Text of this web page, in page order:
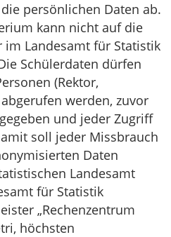
persönlichen Daten ab.
kann nicht auf die
im Landesamt für Statistik
Schülerdaten dürfen
(Rektor,
werden, zuvor
und jeder Zugriff
soll jeder Missbrauch
Daten
Landesamt
für Statistik
„Rechenzentrum
höchsten